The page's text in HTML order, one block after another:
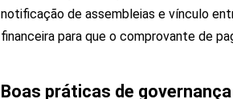
notificação de assembleias e vínculo
financeira para que o comprovante de
Boas práticas de